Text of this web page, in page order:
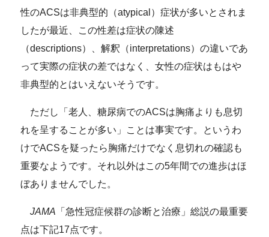
性のACSは非典型的（atypical）症状が多いとされま
したが最近、この性差は症状の陳述
（descriptions）、解釈（interpretations）の違いであ
って実際の症状の差ではなく、女性の症状はもはや
非典型的とはいえないそうです。
ただし「老人、糖尿病でのACSは胸痛よりも息切
れを呈することが多い」ことは事実です。 というわ
けでACSを疑ったら胸痛だけでなく息切れの確認も
重要なようです。それ以外はこの5年間での進歩はほ
ぼありませんでした。
JAMA 「急性冠症候群の診断と治療」総説の最重要
点は下記17点です。